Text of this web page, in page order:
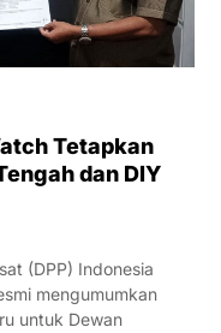
Tetapkan
dan DIY
(DPP) Indonesia
mengumumkan
untuk Dewan